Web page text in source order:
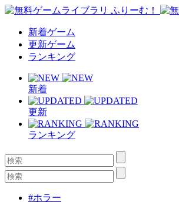
新着ゲーム
更新ゲーム
ランキング
新着
更新
ランキング
#ホラー